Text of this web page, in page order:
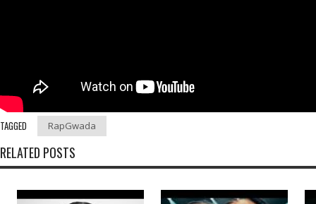
TAGGED RapGwada
RELATED POSTS